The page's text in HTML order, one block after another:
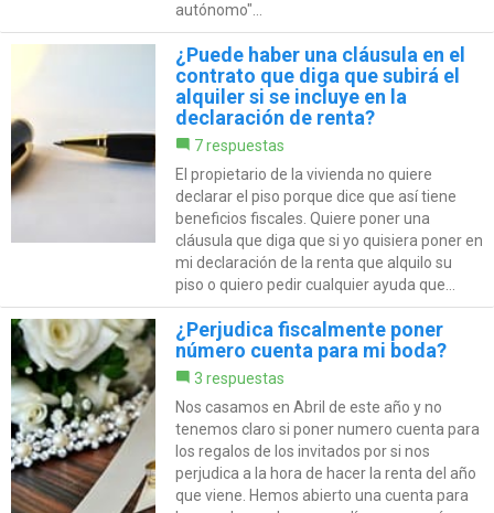
autónomo"...
¿Puede haber una cláusula en el
contrato que diga que subirá el
alquiler si se incluye en la
declaración de renta?
7 respuestas
El propietario de la vivienda no quiere
declarar el piso porque dice que así tiene
beneficios fiscales. Quiere poner una
cláusula que diga que si yo quisiera poner en
mi declaración de la renta que alquilo su
piso o quiero pedir cualquier ayuda que...
¿Perjudica fiscalmente poner
número cuenta para mi boda?
3 respuestas
Nos casamos en Abril de este año y no
tenemos claro si poner numero cuenta para
los regalos de los invitados por si nos
perjudica a la hora de hacer la renta del año
que viene. Hemos abierto una cuenta para